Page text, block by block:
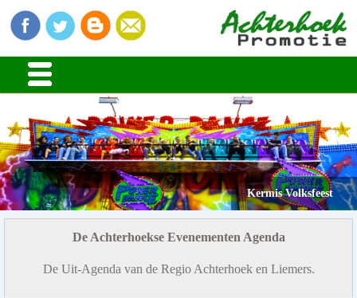
Kermis Volksfeest
De Achterhoekse Evenementen Agenda
De Uit-Agenda van de Regio Achterhoek en Liemers.